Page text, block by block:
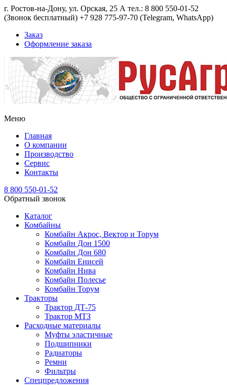
г. Ростов-на-Дону, ул. Орская, 25 А тел.: 8 800 550-01-52
(Звонок бесплатный) +7 928 775-97-70 (Telegram, WhatsApp)
Заказ
Оформление заказа
Меню
Главная
О компании
Производство
Сервис
Контакты
8 800 550-01-52
Обратный звонок
Каталог
Комбайны
Комбайн Акрос, Вектор и Торум
Комбайн Дон 1500
Комбайн Дон 680
Комбайн Енисей
Комбайн Нива
Комбайн Полесье
Комбайн Торум
Тракторы
Трактор ДТ-75
Трактор МТЗ
Расходные материалы
Муфты эластичные
Подшипники
Радиаторы
Ремни
Фильтры
Спецпредложения